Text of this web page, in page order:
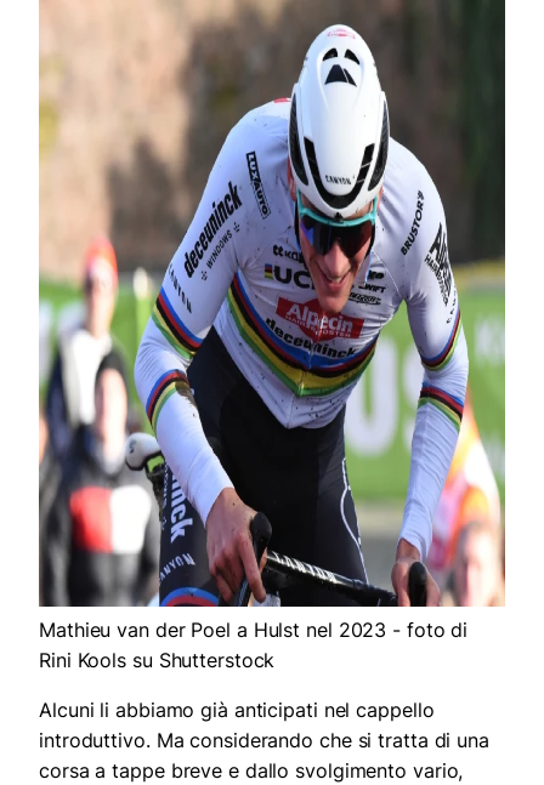
Mathieu van der Poel a Hulst nel 2023 - foto di
Rini Kools su Shutterstock
Alcuni li abbiamo già anticipati nel cappello
introduttivo. Ma considerando che si tratta di una
corsa a tappe breve e dallo svolgimento vario,